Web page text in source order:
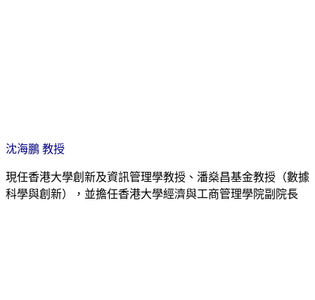
沈海鵬 教授
現任香港大學創新及資訊管理學教授、潘燊昌基金教授（數據
科學與創新），並擔任香港大學經濟與工商管理學院副院長